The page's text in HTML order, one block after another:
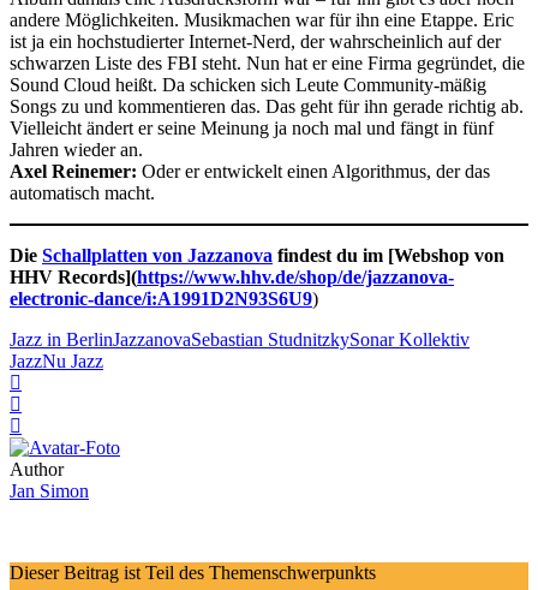
andere Möglichkeiten. Musikmachen war für ihn eine Etappe. Eric
ist ja ein hochstudierter Internet-Nerd, der wahrscheinlich auf der
schwarzen Liste des FBI steht. Nun hat er eine Firma gegründet, die
Sound Cloud heißt. Da schicken sich Leute Community-mäßig
Songs zu und kommentieren das. Das geht für ihn gerade richtig ab.
Vielleicht ändert er seine Meinung ja noch mal und fängt in fünf
Jahren wieder an.
Axel Reinemer: Oder er entwickelt einen Algorithmus, der das
automatisch macht.
Die Schallplatten von Jazzanova findest du im [Webshop von
HHV Records](https://www.hhv.de/shop/de/jazzanova-
electronic-dance/i:A1991D2N93S6U9)
Jazz in BerlinJazzanovaSebastian StudnitzkySonar Kollektiv
JazzNu Jazz
Author
Jan Simon
Dieser Beitrag ist Teil des Themenschwerpunkts